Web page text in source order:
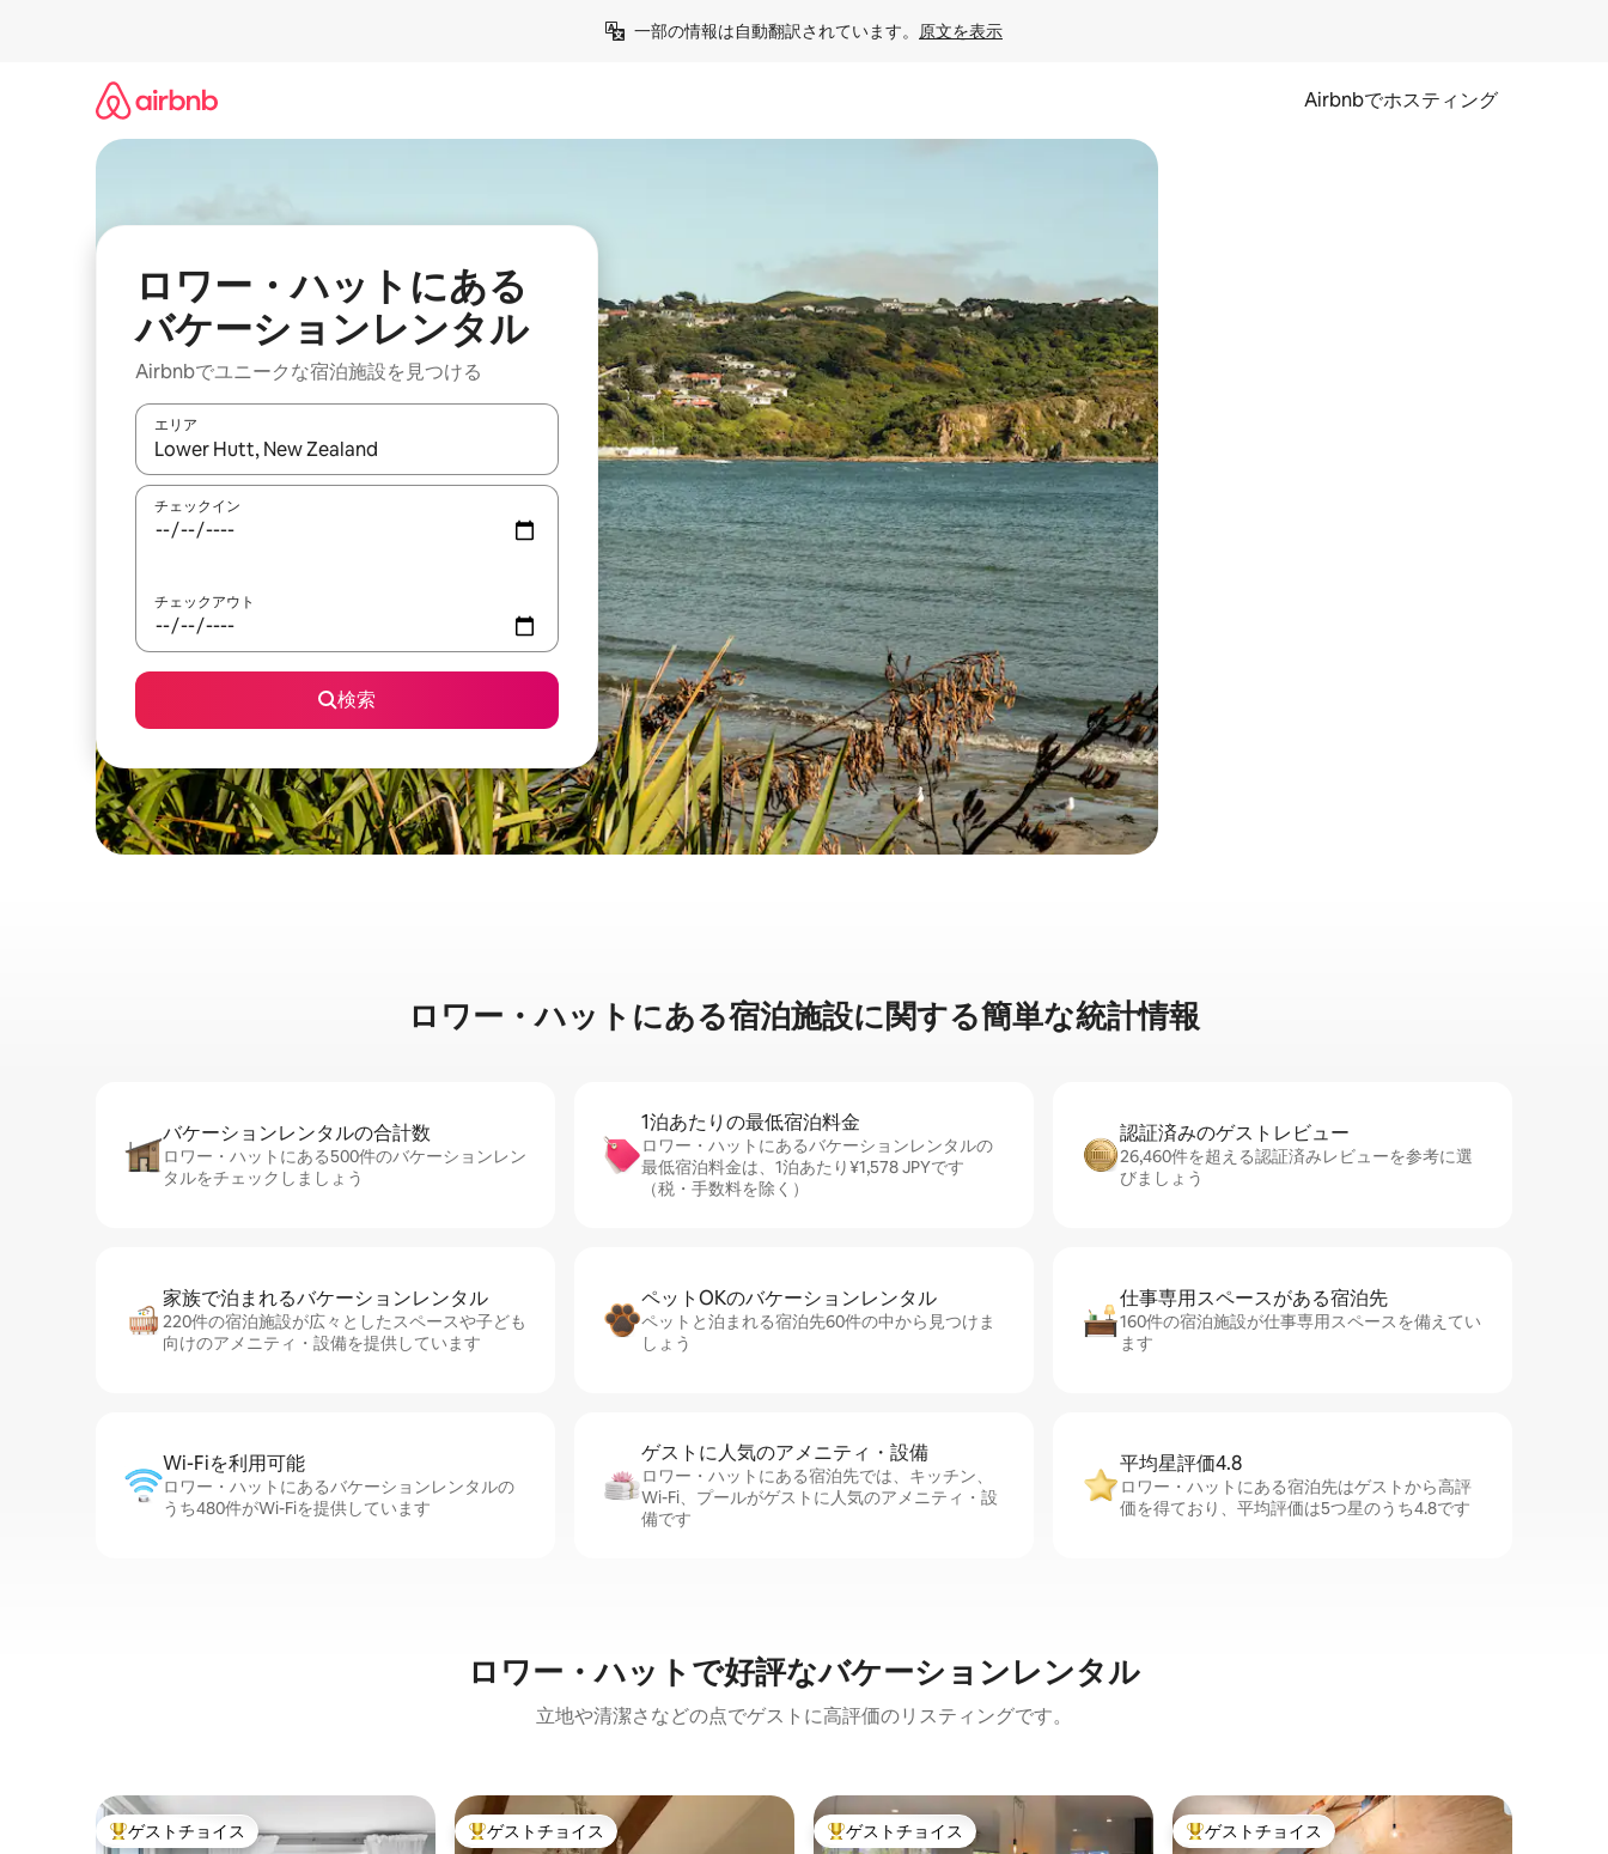
一部の情報は自動翻訳されています。 原文を表示
Airbnbでホスティング
ロワー・ハットにある
バケーションレンタル
Airbnbでユニークな宿泊施設を見つける
エリア
検索結果が表示されたら、上下の矢印キーを使って移動するか、画面をタッチまたはスワイプして検索結果を確認することができます。
チェックイン
チェックアウト
検索
ロワー・ハットに⁠あ⁠る宿⁠泊⁠施⁠設⁠に関⁠す⁠る簡⁠単⁠な統⁠計⁠情⁠報
バケーションレ⁠ン⁠タ⁠ル⁠の合⁠計⁠数
ロワー・ハットにある500件のバケーションレン
タルをチェックしましょう
1泊あたりの最⁠低⁠宿⁠泊⁠料⁠金
ロワー・ハットにあるバケーションレンタルの
最低宿泊料金は、1泊あたり¥1,578 JPYです
（税・手数料を除く）
認証済みのゲ⁠ス⁠ト⁠レ⁠ビ⁠ュ⁠ー
26,460件を超える認証済みレビューを参考に選
びましょう
家族で泊まれるバ⁠ケ⁠ー⁠シ⁠ョ⁠ンレ⁠ン⁠タ⁠ル
220件の宿泊施設が広々としたスペースや子ども
向けのアメニティ・設備を提供しています
ペットOKのバ⁠ケ⁠ー⁠シ⁠ョ⁠ンレ⁠ン⁠タ⁠ル
ペットと泊まれる宿泊先60件の中から見つけま
しょう
仕事専用ス⁠ペ⁠ー⁠スがあ⁠る宿⁠泊⁠先
160件の宿泊施設が仕事専用スペースを備えてい
ます
Wi-Fiを利⁠用⁠可⁠能
ロワー・ハットにあるバケーションレンタルの
うち480件がWi-Fiを提供しています
ゲストに人⁠気⁠のア⁠メ⁠ニ⁠テ⁠ィ・設⁠備
ロワー・ハットにある宿泊先では、キッチン、
Wi-Fi、プールがゲストに人気のアメニティ・設
備です
平均星評価4.8
ロワー・ハットにある宿泊先はゲストから高評
価を得ており、平均評価は5つ星のうち4.8です
ロワー・ハットで好評なバケーションレンタル
立地や清潔さなどの点でゲストに高評価のリスティングです。
大好評のゲストチョイスです。
ゲストチョイス 大好評のゲストチョイスです。
ゲストチョイス 大好評のゲストチョイスです。
ゲストチョイス 大好評のゲストチョイスです。
ゲストチョイス